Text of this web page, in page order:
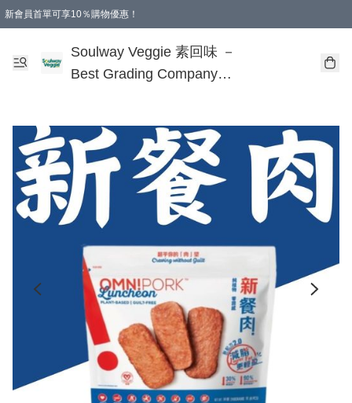
新會員首單可享10％購物優惠！
本地購滿$499即享免運費 - 全程選用順豐溫控速遞服務
購物滿 HKD 250.00 即減 HKD 30.00 運費！（適用於 特定的送貨方式 )
Soulway Veggie 素回味 －
Best Grading Company